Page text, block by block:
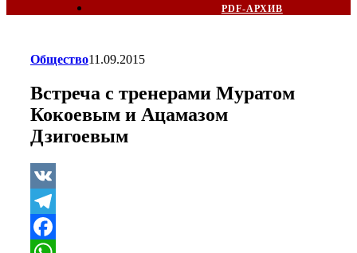
PDF-АРХИВ
Общество11.09.2015
Встреча с тренерами Муратом
Кокоевым и Ацамазом
Дзигоевым
VK
Telegram